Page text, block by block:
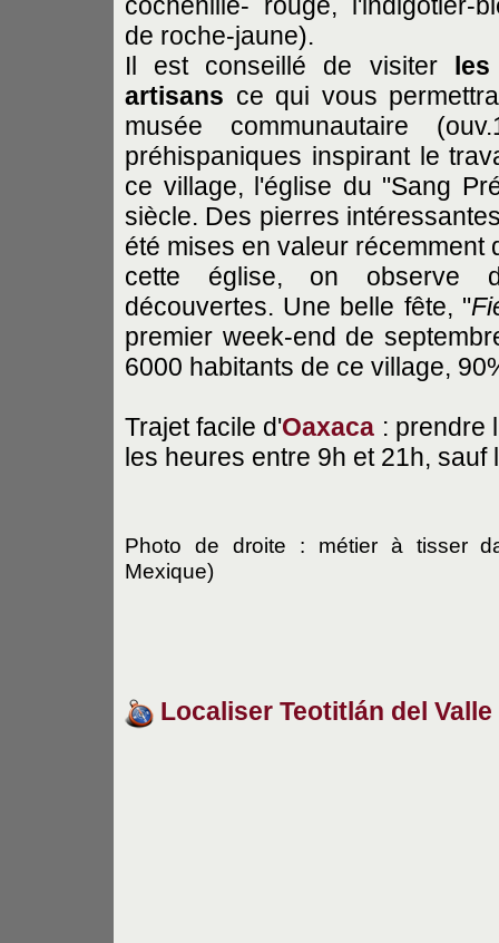
de roche-jaune).
Il est conseillé de visiter
artisans ce qui vous
musée communautaire
préhispaniques inspirant le
ce village, l'église du "Sang
siècle. Des pierres
été mises en valeur récemment
cette église, on observe
découvertes. Une belle fête, "
premier week-end de
6000 habitants de ce village,
Trajet facile d'Oaxaca : prendre
les heures entre 9h et 21h,
Photo de droite : métier à tisser
Mexique)
Localiser Teotitlán del Valle